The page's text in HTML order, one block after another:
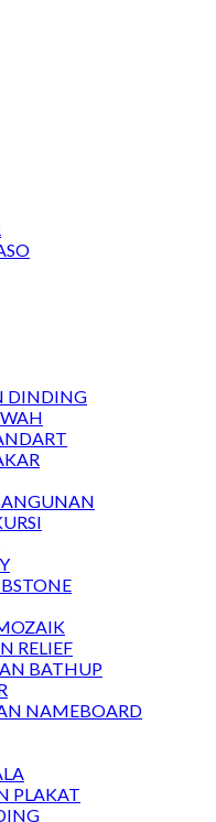
DINDING
RELIEF
BATHUP
NAMEBOARD
PLAKAT